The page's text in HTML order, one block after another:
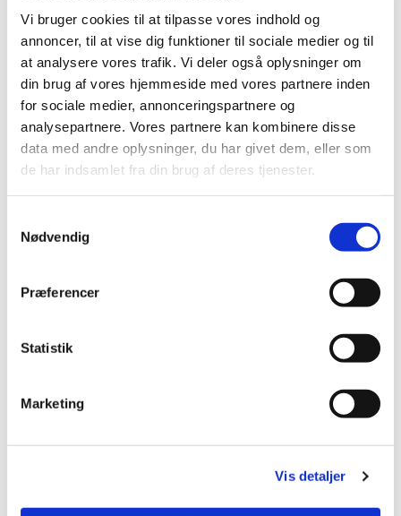
Vi bruger cookies til at tilpasse vores indhold og
annoncer, til at vise dig funktioner til sociale medier og til
at analysere vores trafik. Vi deler også oplysninger om
din brug af vores hjemmeside med vores partnere inden
for sociale medier, annonceringspartnere og
analysepartnere. Vores partnere kan kombinere disse
data med andre oplysninger, du har givet dem, eller som
de har indsamlet fra din brug af deres tjenester.
Nødvendig
Præferencer
Statistik
Marketing
Vis detaljer
Vi mødes ved Hilversumvejbroen kl. 13.00
Du vil måske også kunne
lide...